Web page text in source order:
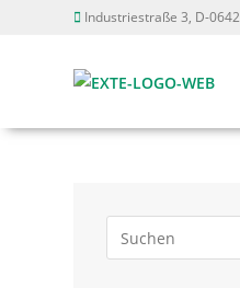
Industriestraße 3, D-